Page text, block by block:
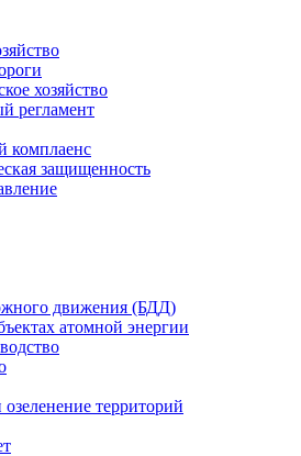
хозяйство
регламент
комплаенс
защищенность
движения (БДД)
атомной энергии
озеленение территорий